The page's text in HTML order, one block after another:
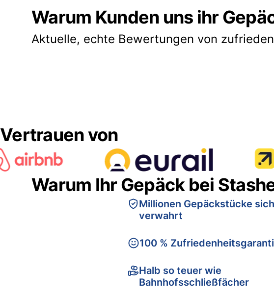
Warum Kunden uns ihr
Aktuelle, echte Bewertungen von
Vertrauen von
Warum Ihr Gepäck bei
Millionen Gepäckstücke
verwahrt
100 %
Halb so teuer wie
Bahnhofsschließfächer